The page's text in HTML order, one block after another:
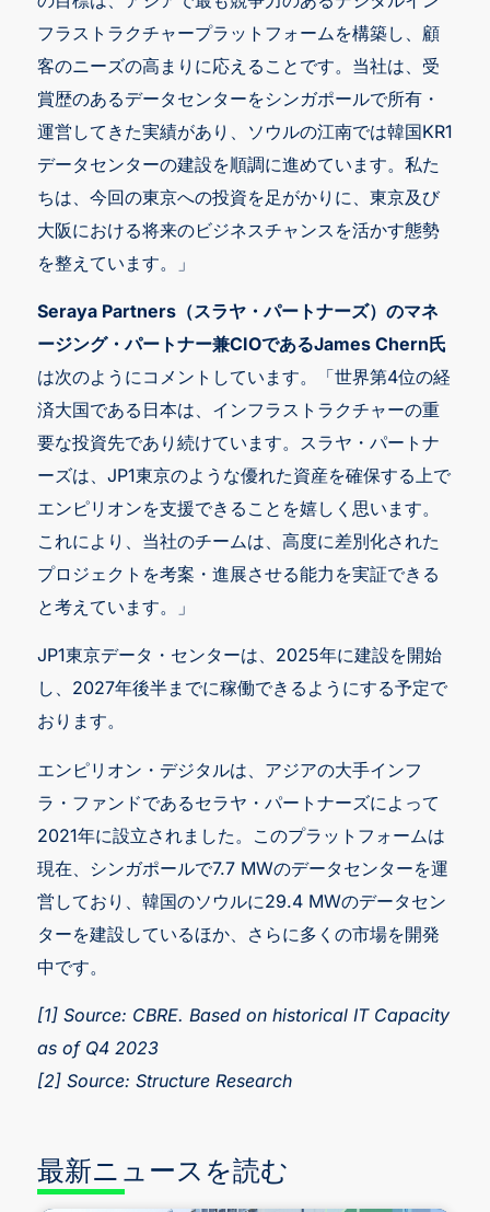
フラストラクチャープラットフォームを構築し、顧
客のニーズの高まりに応えることです。当社は、受
賞歴のあるデータセンターをシンガポールで所有・
運営してきた実績があり、ソウルの江南では韓国KR1
データセンターの建設を順調に進めています。私た
ちは、今回の東京への投資を足がかりに、東京及び
大阪における将来のビジネスチャンスを活かす態勢
を整えています。」
Seraya Partners（スラヤ・パートナーズ）のマネ
ージング・パートナー兼CIOであるJames Chern氏
は次のようにコメントしています。「世界第4位の経
済大国である日本は、インフラストラクチャーの重
要な投資先であり続けています。スラヤ・パートナ
ーズは、JP1東京のような優れた資産を確保する上で
エンピリオンを支援できることを嬉しく思います。
これにより、当社のチームは、高度に差別化された
プロジェクトを考案・進展させる能力を実証できる
と考えています。」
JP1東京データ・センターは、2025年に建設を開始
し、2027年後半までに稼働できるようにする予定で
おります。
エンピリオン・デジタルは、アジアの大手インフ
ラ・ファンドであるセラヤ・パートナーズによって
2021年に設立されました。このプラットフォームは
現在、シンガポールで7.7 MWのデータセンターを運
営しており、韓国のソウルに29.4 MWのデータセン
ターを建設しているほか、さらに多くの市場を開発
中です。
[1] Source: CBRE. Based on historical IT Capacity
as of Q4 2023
[2] Source: Structure Research
最新ニュースを読む